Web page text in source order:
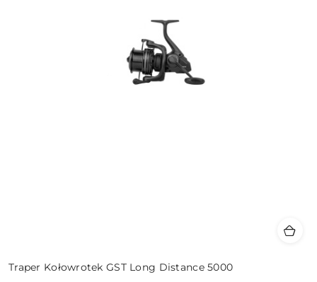
Traper Kołowrotek GST Long Distance 5000